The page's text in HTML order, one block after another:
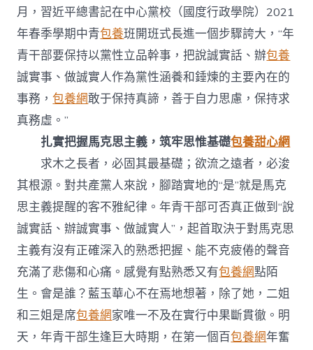
月，習近平總書記在中心黨校（國度行政學院）2021
年春季學期中青包養班開班式長進一個步驟誇大，“年
青干部要保持以黨性立品幹事，把說誠實話、辦包養
誠實事、做誠實人作為黨性涵養和錘煉的主要內在的
事務，包養網敢于保持真諦，善于自力思慮，保持求
真務虛。”
扎實把握馬克思主義，筑牢思惟基礎包養甜心網
求木之長者，必固其最基礎；欲流之遠者，必浚
其根源。對共產黨人來說，腳踏實地的“是”就是馬克
思主義提醒的客不雅紀律。年青干部可否真正做到“說
誠實話、辦誠實事、做誠實人”，起首取決于對馬克思
主義有沒有正確深入的熟悉把握、能不克疲倦的聲音
充滿了悲傷和心痛。感覺有點熟悉又有包養網點陌
生。會是誰？藍玉華心不在焉地想著，除了她，二姐
和三姐是席包養網家唯一不及在實行中果斷貫徹。明
天，年青干部生逢巨大時期，在第一個百包養網年奮